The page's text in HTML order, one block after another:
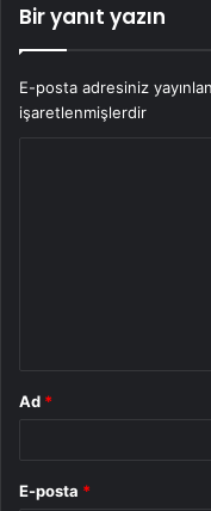
Bir yanıt yazın
E-posta adresiniz
işaretlenmişlerdir
Ad *
E-posta *